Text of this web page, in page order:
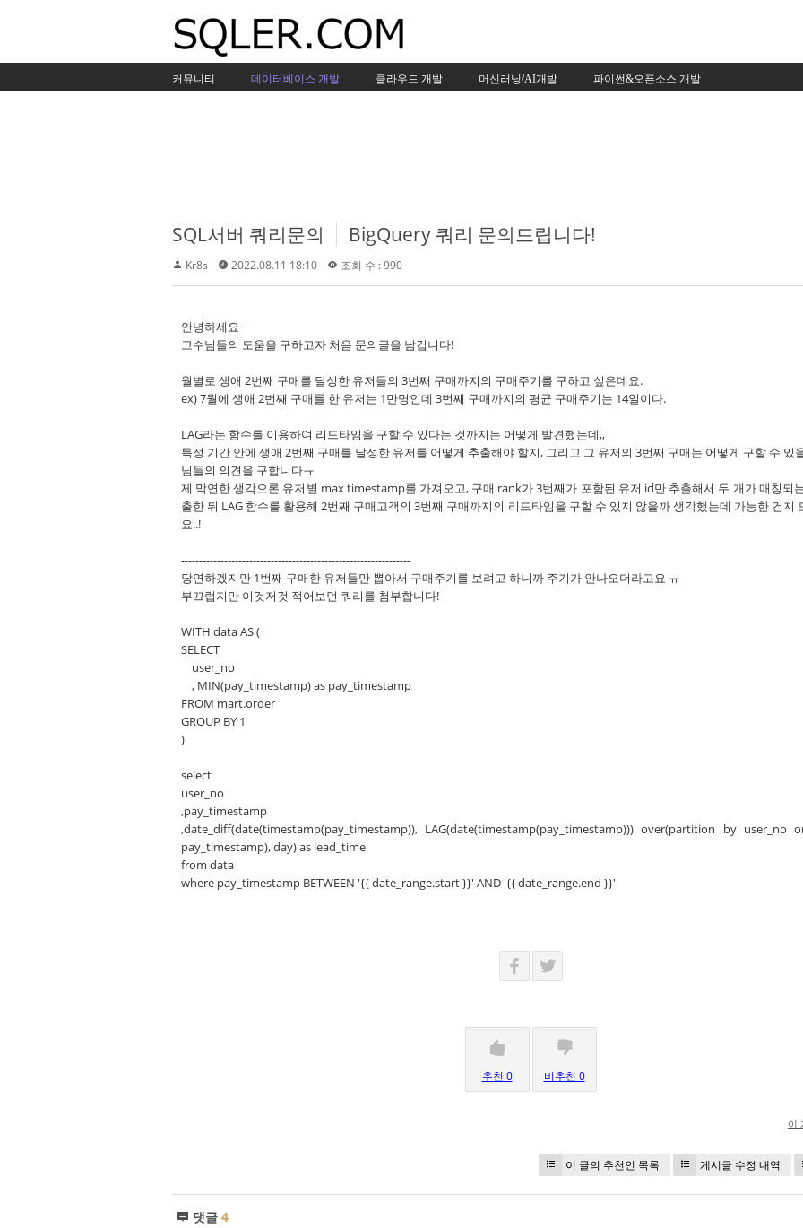
커뮤니티 데이터베이스 개발 클라우드 개발 머신러닝/AI개발 파이썬&오픈소스 개발
SQL서버 쿼리문의 BigQuery 쿼리 문의드립니다!
Kr8s 2022.08.11 18:10 조회 수 : 990
안녕하세요~
고수님들의 도움을 구하고자 처음 문의글을 남깁니다!
월별로 생애 2번째 구매를 달성한 유저들의 3번째 구매까지의 구매주기를 구하고 싶은데요.
ex) 7월에 생애 2번째 구매를 한 유저는 1만명인데 3번째 구매까지의 평균 구매주기는 14일이다.
LAG라는 함수를 이용하여 리드타임을 구할 수 있다는 것까지는 어떻게 발견했는데,,
특정 기간 안에 생애 2번째 구매를 달성한 유저를 어떻게 추출해야 할지, 그리고 그 유저의 3번째 구매는 어떻게 구할 수 있
님들의 의견을 구합니다ㅠ
제 막연한 생각으론 유저별 max timestamp를 가져오고, 구매 rank가 3번째가 포함된 유저 id만 추출해서 두 개가 매칭되
출한 뒤 LAG 함수를 활용해 2번째 구매고객의 3번째 구매까지의 리드타임을 구할 수 있지 않을까 생각했는데 가능한 건지
요..!
----------------------------------------------------------------
당연하겠지만 1번째 구매한 유저들만 뽑아서 구매주기를 보려고 하니까 주기가 안나오더라고요 ㅠ
부끄럽지만 이것저것 적어보던 쿼리를 첨부합니다!
WITH data AS (
SELECT
user_no
, MIN(pay_timestamp) as pay_timestamp
FROM mart.order
GROUP BY 1
)
select
user_no
,pay_timestamp
,date_diff(date(timestamp(pay_timestamp)), LAG(date(timestamp(pay_timestamp))) over(partition by user_no
pay_timestamp), day) as lead_time
from data
where pay_timestamp BETWEEN '{{ date_range.start }}' AND '{{ date_range.end }}'
추천 0 비추천 0
이
이 글의 추천인 목록 게시글 수정 내역
댓글 4